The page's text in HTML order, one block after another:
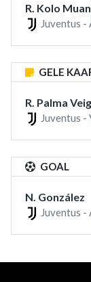
R. Kolo
Juventus -
GELE
R. Palma
Juventus -
GOAL
N. González
Juventus -